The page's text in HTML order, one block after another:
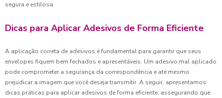
segura e estilosa.
Dicas para Aplicar Adesivos de Forma Eficiente
A aplicação correta de adesivos é fundamental para garantir que seus
envelopes fiquem bem fechados e apresentáveis. Um adesivo mal aplicado
pode comprometer a segurança da correspondência e até mesmo
prejudicar a imagem que você deseja transmitir. A seguir, apresentamos
dicas práticas para aplicar adesivos de forma eficiente, assegurando que